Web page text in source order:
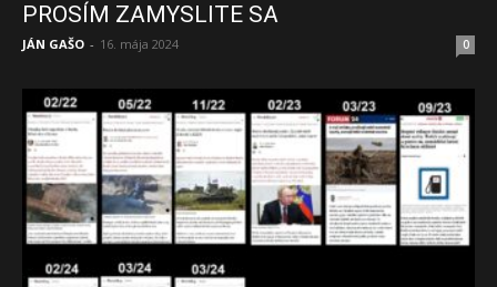
PROSÍM ZAMYSLITE SA
JÁN GAŠO - 16. mája 2024 0